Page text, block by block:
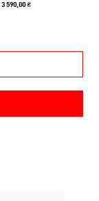
3 590,00 ₴